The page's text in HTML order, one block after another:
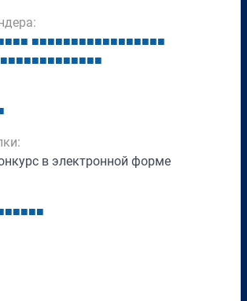
■■■ ■■■■■■■■■■■■■■■■■
■■■■■■■■■■■■■
в электронной форме
■■■■■